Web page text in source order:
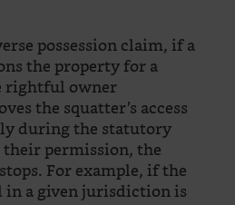
possession claim, if a
the property for a
rightful owner
the squatter’s access
during the statutory
permission, the
For example, if the
a given jurisdiction is